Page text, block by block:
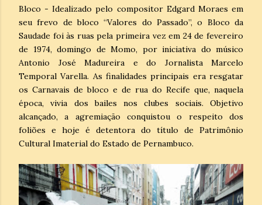
Bloco - Idealizado pelo compositor Edgard Moraes em
seu frevo de bloco “Valores do Passado”, o Bloco da
Saudade foi às ruas pela primeira vez em 24 de fevereiro
de 1974, domingo de Momo, por iniciativa do músico
Antonio José Madureira e do Jornalista Marcelo
Temporal Varella. As finalidades principais era resgatar
os Carnavais de bloco e de rua do Recife que, naquela
época, vivia dos bailes nos clubes sociais. Objetivo
alcançado, a agremiação conquistou o respeito dos
foliões e hoje é detentora do título de Patrimônio
Cultural Imaterial do Estado de Pernambuco.